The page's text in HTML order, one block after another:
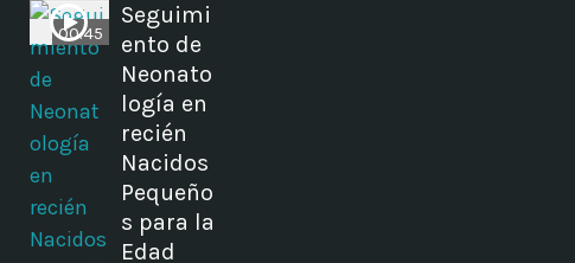
00:45
Seguimi
ento de
Neonato
logía en
recién
Nacidos
Pequeño
s para la
Edad